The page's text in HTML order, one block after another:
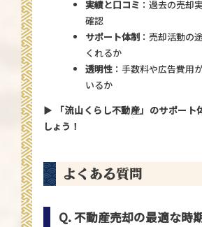
実績と口コミ ：過去の売却
確認
サポート体制 ：売却活動の
くれるか
透明性 ：手数料や広告費用
いるか
▶
「流山くらし不動産」のサポート
しょう！
よくある質問
Q. 不動産売却の最適な時